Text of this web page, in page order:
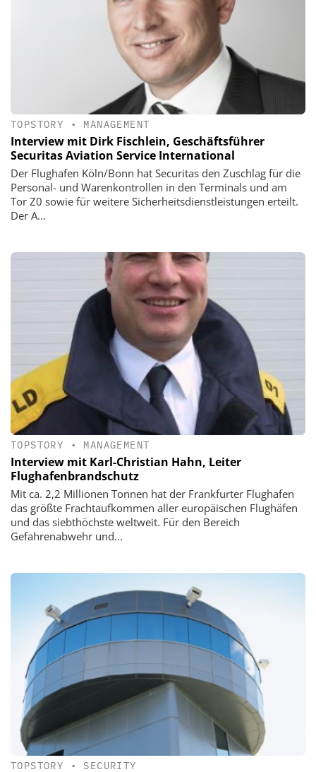
TOPSTORY • MANAGEMENT
Interview mit Dirk Fischlein, Geschäftsführer
Securitas Aviation Service International
Der Flughafen Köln/Bonn hat Securitas den Zuschlag für die
Personal- und Warenkontrollen in den Terminals und am
Tor Z0 sowie für weitere Sicherheitsdienstleistungen erteilt.
Der A...
TOPSTORY • MANAGEMENT
Interview mit Karl-Christian Hahn, Leiter
Flughafenbrandschutz
Mit ca. 2,2 Millionen Tonnen hat der Frankfurter Flughafen
das größte Frachtaufkommen aller europäischen Flughäfen
und das siebthöchste weltweit. Für den Bereich
Gefahrenabwehr und...
TOPSTORY • SECURITY